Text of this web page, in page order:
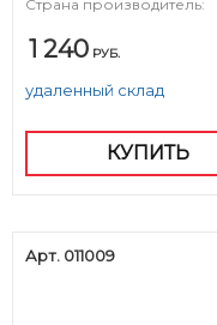
Страна производитель:
1 240 РУБ.
удаленный склад
КУПИТЬ
Арт. 011009